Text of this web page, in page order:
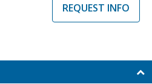
REQUEST INFO